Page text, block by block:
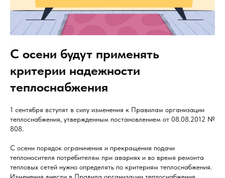
С осени будут применять
критерии надежности
теплоснабжения
1 сентября вступят в силу изменения к Правилам организации
теплоснабжения, утвержденным постановлением от 08.08.2012 №
808.
С осени порядок ограничения и прекращения подачи
теплоносителя потребителям при авариях и во время ремонта
тепловых сетей нужно определять по критериям теплоснабжения.